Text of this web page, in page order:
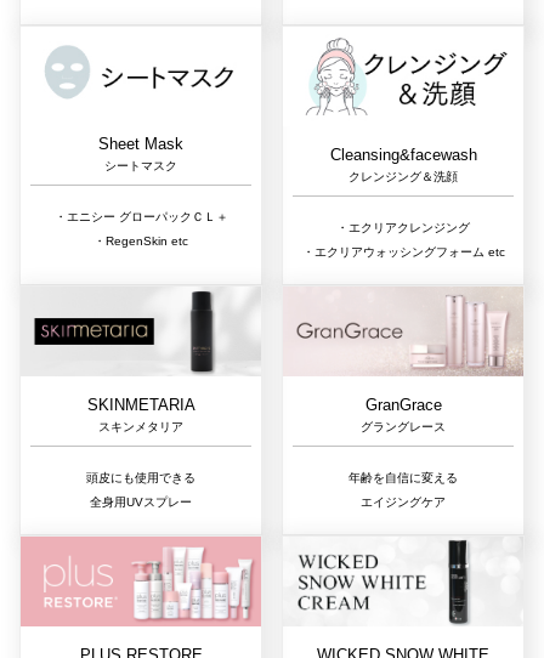
Sheet Mask
シートマスク
・エニシー グローパックＣＬ＋
・RegenSkin etc
Cleansing&facewash
クレンジング＆洗顔
・エクリアクレンジング
・エクリアウォッシングフォーム etc
SKINMETARIA
スキンメタリア
頭皮にも使用できる
全身用UVスプレー
GranGrace
グラングレース
年齢を自信に変える
エイジングケア